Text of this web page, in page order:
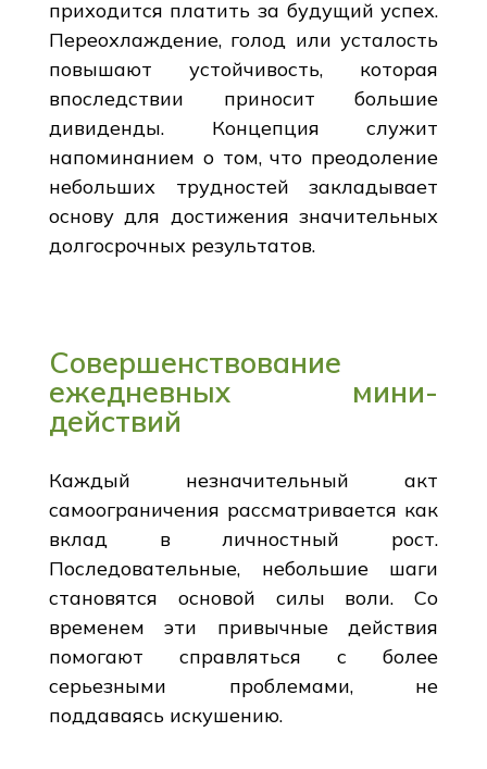
приходится платить за будущий успех.
Переохлаждение, голод или усталость
повышают устойчивость, которая
впоследствии приносит большие
дивиденды. Концепция служит
напоминанием о том, что преодоление
небольших трудностей закладывает
основу для достижения значительных
долгосрочных результатов.
Совершенствование
ежедневных мини-
действий
Каждый незначительный акт
самоограничения рассматривается как
вклад в личностный рост.
Последовательные, небольшие шаги
становятся основой силы воли. Со
временем эти привычные действия
помогают справляться с более
серьезными проблемами, не
поддаваясь искушению.